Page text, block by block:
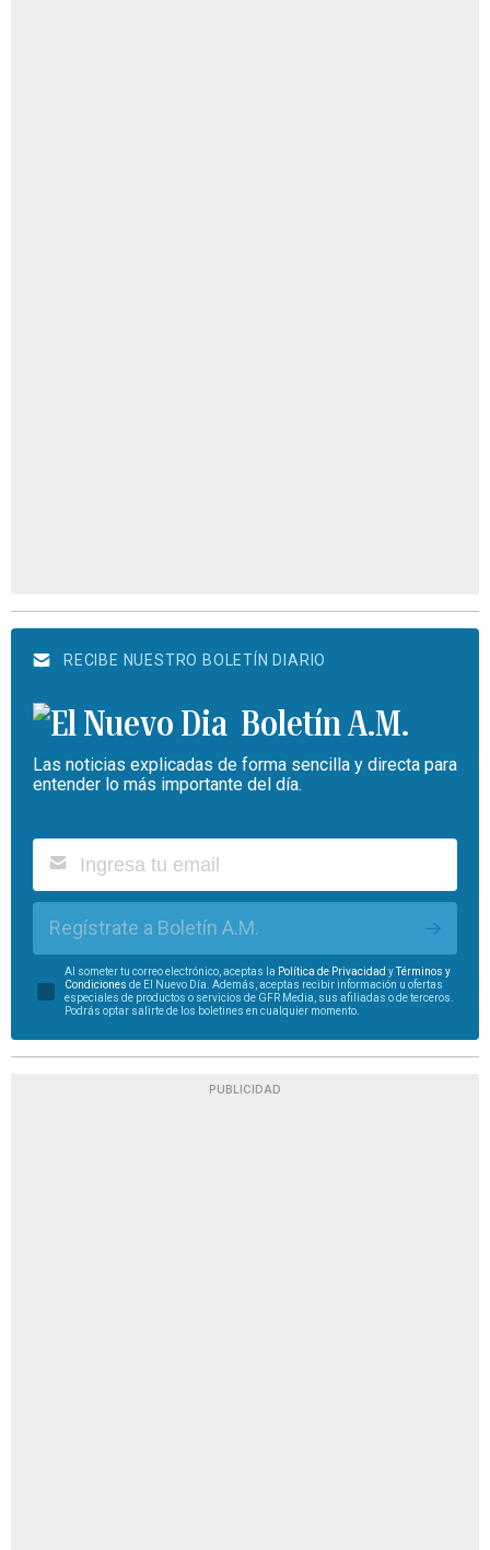
RECIBE NUESTRO BOLETÍN DIARIO
Boletín A.M.
Las noticias explicadas de forma sencilla y directa para
entender lo más importante del día.
Regístrate a Boletín A.M.
Al someter tu correo electrónico, aceptas la Política de Privacidad yTérminos y
Condiciones de El Nuevo Día. Además, aceptas recibir información u ofertas
especiales de productos o servicios de GFR Media, sus afiliadas o de terceros.
Podrás optar salirte de los boletines en cualquier momento.
PUBLICIDAD